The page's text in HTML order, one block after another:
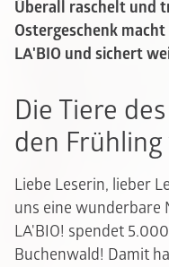
Überall raschelt und
Ostergeschenk
LA'BIO und sichert
Die Tiere
den
Liebe Leserin, lieber
uns eine wunderbare
LA'BIO! spendet
Buchenwald! Damit